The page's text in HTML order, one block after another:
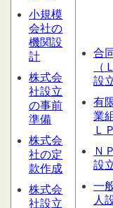
小規模
会社の
機関設
計
株式会
社設立
の事前
準備
株式会
社の定
款作成
株式会
社設立
合
（
設
有
業
Ｌ
Ｎ
設
一
人